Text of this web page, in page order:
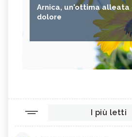
Arnica, un'ottima alleata
dolore
I più letti